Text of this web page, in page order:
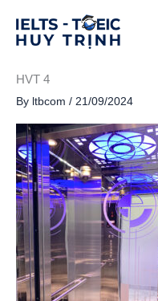
content
HVT 4
By ltbcom / 21/09/2024